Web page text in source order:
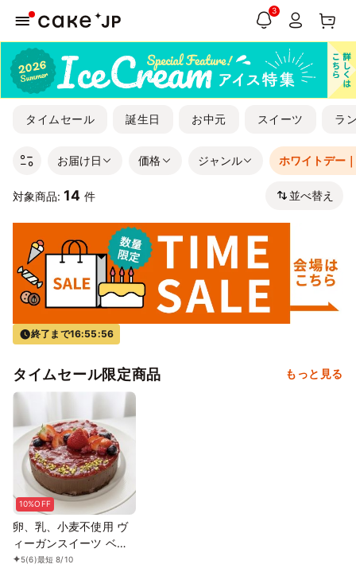
3
タイムセール 誕生日 お中元 スイーツ ラ
お届け日 価格 ジャンル ホワイトデー
対象商品: 14 件 並べ替え
終了まで16:55:56
タイムセール限定商品 もっと見る
10%OFF
卵、乳、小麦不使用 ヴ
ィーガンスイーツ ベリ
ーショコラ 白砂糖不使
5(6)最短 8/10